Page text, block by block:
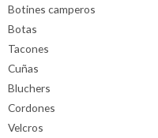
Botines camperos
Botas
Tacones
Cuñas
Bluchers
Cordones
Velcros